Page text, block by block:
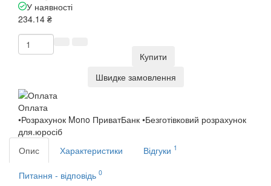
У наявності
234.14 ₴
Купити
Швидке замовлення
Оплата
•Розрахунок Mono ПриватБанк •Безготівковий розрахунок
для.юросіб
Опис
Характеристики Відгуки 1
Питання - відповідь 0